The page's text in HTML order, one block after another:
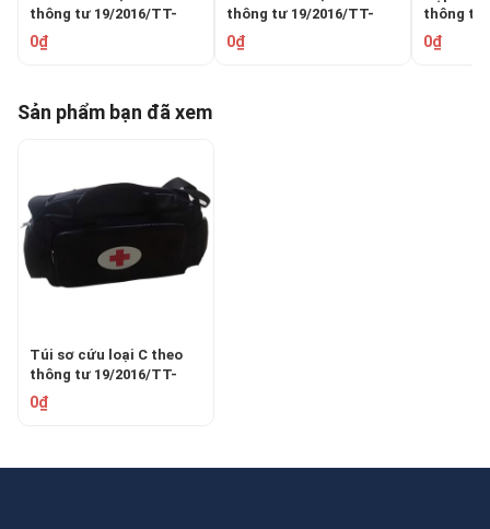
thông tư 19/2016/TT-
BYT
0₫
thông tư 19/2016/TT-
BYT
0₫
thông tư
BYT
0₫
Sản phẩm bạn đã xem
Túi sơ cứu loại C theo
thông tư 19/2016/TT-
BYT
0₫